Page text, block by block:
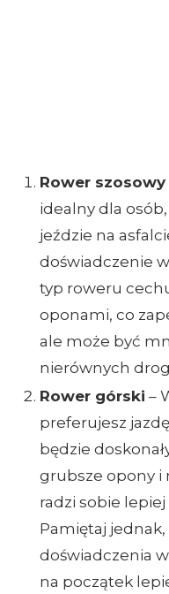
Rower szosowy
idealny dla
jeździe na
doświadczenie
typ roweru
oponami, co
ale może być
nierównych
Rower górski –
preferujesz
będzie
grubsze opony i
radzi sobie
Pamiętaj
doświadczenia
na początek